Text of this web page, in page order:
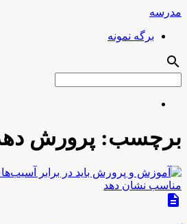
مدرسه
برگه نمونه
search
برچسب: پرورش
description